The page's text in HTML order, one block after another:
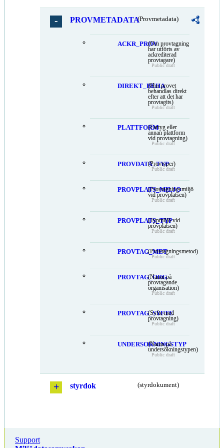
PROVMETADATA(Provmetadata)
ACKR_PROV(Om provtagning
har utförts av
ackrediterad
provtagare)
Public draft
DIREKT_BEHA
(Hur provet
behandlas direkt
efter att det har
provtagits)
Public draft
PLATTFORM(Fartyg eller
annan plattform
vid provtagning)
Public draft
PROVDATA_TYP
(Provtyper)
Public draft
PROVPLATS_MILJO
(Provtagningsmiljö
vid provplatsen)
Public draft
PROVPLATS_TYP
(Typmiljö vid
provplatsen)
Public draft
PROVTAG_MET(Provtagningsmetod)
Public draft
PROVTAG_ORG
(Namn på
provtagande
organisation)
Public draft
PROVTAG_SYFTE
(Syfte med
provtagning)
Public draft
UNDERSOKNINGSTYP
(Namn på
undersökningstypen)
Public draft
styrdok (styrdokument)
Support